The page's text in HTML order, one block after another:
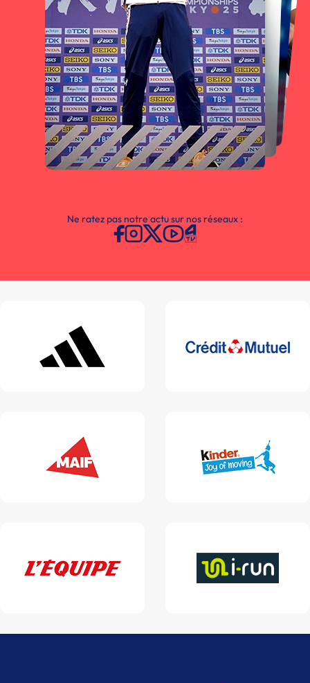
Ne ratez pas notre actu sur nos réseaux :